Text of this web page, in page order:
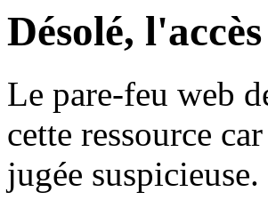
Désolé,
Le pare-feu web
cette ressource
jugée suspicieuse.